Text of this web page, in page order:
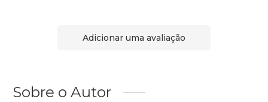
Adicionar uma avaliação
Sobre o Autor